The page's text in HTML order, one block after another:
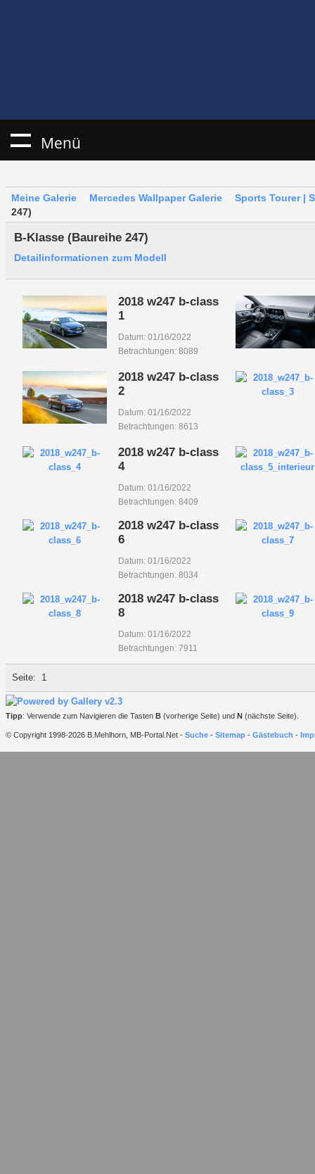
Menü
Meine Galerie Mercedes Wallpaper Galerie
Sports Tourer |
247)
B-Klasse (Baureihe 247)
Detailinformationen zum Modell
2018 w247 b-class
1
Datum: 01/16/2022
Betrachtungen: 8089
2018 w247 b-class
2
Datum: 01/16/2022
Betrachtungen: 8613
2018 w247 b-class
4
Datum: 01/16/2022
Betrachtungen: 8409
2018 w247 b-class
6
Datum: 01/16/2022
Betrachtungen: 8034
2018 w247 b-class
8
Datum: 01/16/2022
Betrachtungen: 7911
Seite: 1
Tipp: Verwende zum Navigieren die Tasten B (vorherige Seite) und N (nächste Seite).
© Copyright 1998-2026 B.Mehlhorn, MB-Portal.Net - Suche - Sitemap - Gästebuch -